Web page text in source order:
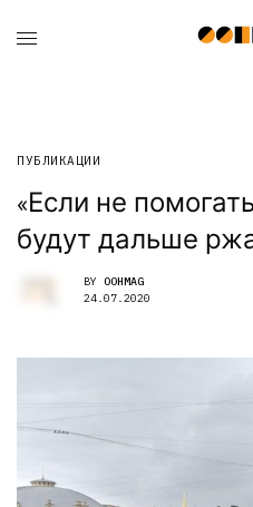
ПУБЛИКАЦИИ
«Если не
будут дальше
BY OOHMAG
24.07.2020